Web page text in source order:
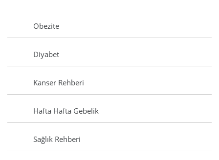
Obezite
Diyabet
Kanser Rehberi
Hafta Hafta Gebelik
Sağlık Rehberi